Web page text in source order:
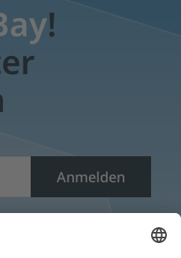
!
Anmelden
nicht mehr erhalten?
und klicken sie auf